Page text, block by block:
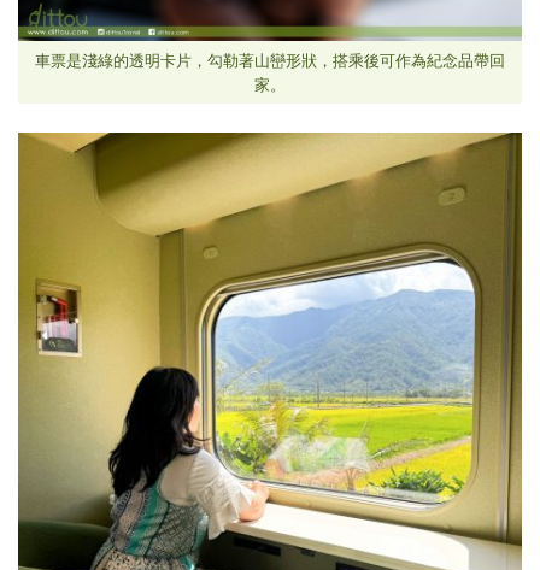
車票是淺綠的透明卡片，勾勒著山巒形狀，搭乘後可作為紀念品帶回
家。